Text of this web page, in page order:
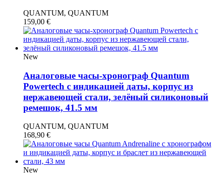
QUANTUM, QUANTUM
159,00 €
New
Аналоговые часы-хронограф Quantum
Powertech с индикацией даты, корпус из
нержавеющей стали, зелёный силиконовый
ремешок, 41.5 мм
QUANTUM, QUANTUM
168,90 €
New